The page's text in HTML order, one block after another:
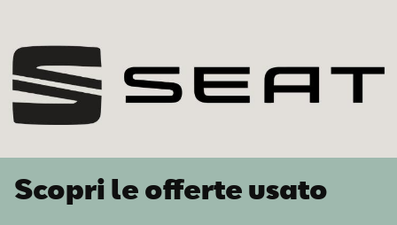
Scopri le offerte usato